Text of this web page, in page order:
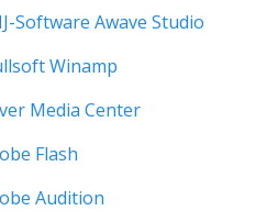
Software Awave Studio
Winamp
Media Center
Flash
Audition